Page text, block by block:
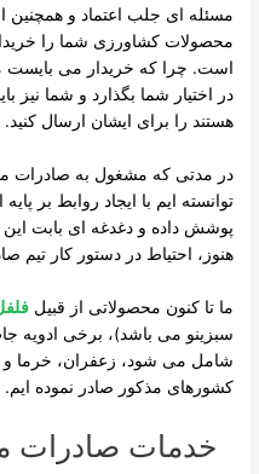
مسئله ای جلب اعتماد و همچنین
محصولات کشاورزی شما را
است. چرا که خریدار می بایست
در اختیار شما بگذارد و شما
هستند را برای ایشان ارسال کنید.
در مدتی که مشغول به صادرات
توانسته ایم با ایجاد روابط بر
پوشش داده و دغدغه ای بابت این
هنوز، احتیاط در دستور کار تیم
ما تا کنون محصولاتی از قبیل
سبزینو می باشد)، برخی ادویه
شامل می شود، زعفران، خرما و
کشورهای مذکور صادر نموده ایم.
خدمات صادرات